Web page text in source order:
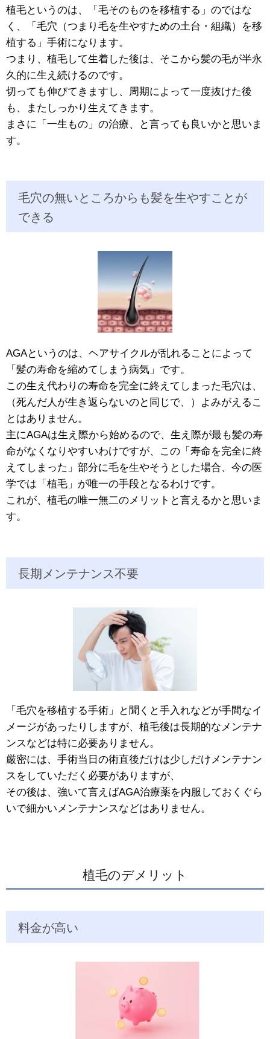
植毛というのは、「毛そのものを移植する」のではな
く、「毛穴（つまり毛を生やすための土台・組織）を移
植する」手術になります。
つまり、植毛して生着した後は、そこから髪の毛が半永
久的に生え続けるのです。
切っても伸びてきますし、周期によって一度抜けた後
も、またしっかり生えてきます。
まさに「一生もの」の治療、と言っても良いかと思いま
す。
毛穴の無いところからも髪を生やすことが
できる
AGAというのは、ヘアサイクルが乱れることによって
「髪の寿命を縮めてしまう病気」です。
この生え代わりの寿命を完全に終えてしまった毛穴は、
（死んだ人が生き返らないのと同じで、）よみがえるこ
とはありません。
主にAGAは生え際から始めるので、生え際が最も髪の寿
命がなくなりやすいわけですが、この「寿命を完全に終
えてしまった」部分に毛を生やそうとした場合、今の医
学では「植毛」が唯一の手段となるわけです。
これが、植毛の唯一無二のメリットと言えるかと思いま
す。
長期メンテナンス不要
「毛穴を移植する手術」と聞くと手入れなどが手間なイ
メージがあったりしますが、植毛後は長期的なメンテナ
ンスなどは特に必要ありません。
厳密には、手術当日の術直後だけは少しだけメンテナン
スをしていただく必要がありますが、
その後は、強いて言えばAGA治療薬を内服しておくぐら
いで細かいメンテナンスなどはありません。
植毛のデメリット
料金が高い